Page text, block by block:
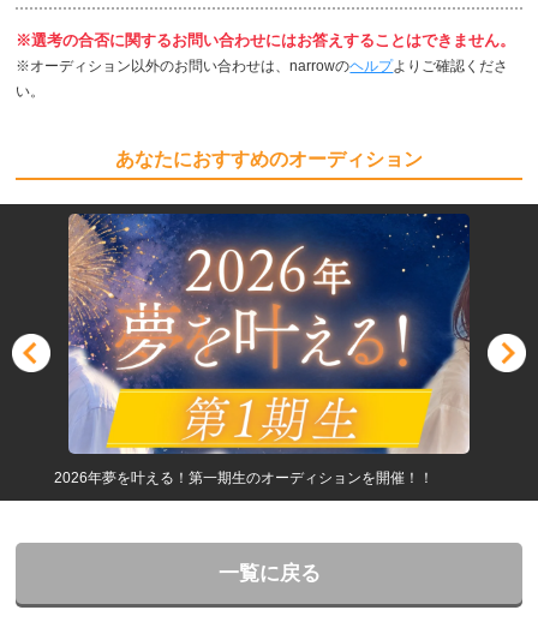
※選考の合否に関するお問い合わせにはお答えすることはできません。
※オーディション以外のお問い合わせは、narrowのヘルプよりご確認くださ
い。
あなたにおすすめのオーディション
2026年夢を叶える！第一期生のオーディションを開催！！
一覧に戻る